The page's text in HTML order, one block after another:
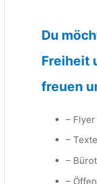
Du
Freiheit
freuen
–
–
–
–